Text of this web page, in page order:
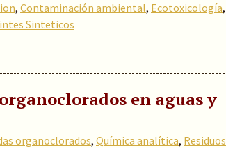
, Contaminación ambiental, Ecotoxicología,
Sinteticos
en aguas y
organoclorados, Química analítica, Residuos